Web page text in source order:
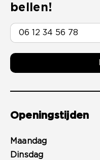
bellen!
Openingstijden
Maandag
Dinsdag